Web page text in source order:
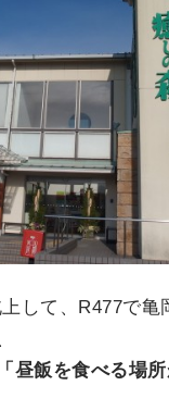
して、R477で亀
「昼飯を食べる場